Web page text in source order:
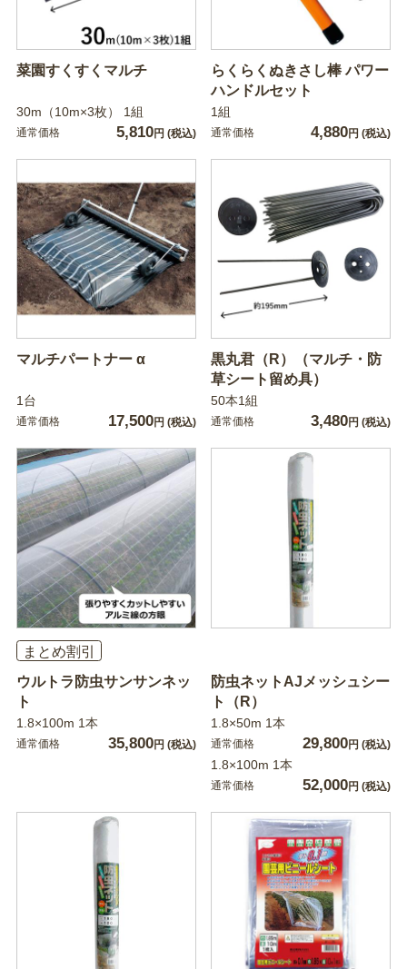
菜園すくすくマルチ
30m（10m×3枚） 1組
通常価格 5,810円 (税込)
らくらくぬきさし棒 パワー
ハンドルセット
1組
通常価格 4,880円 (税込)
マルチパートナー α
1台
通常価格 17,500円 (税込)
黒丸君（R）（マルチ・防
草シート留め具）
50本1組
通常価格 3,480円 (税込)
まとめ割引
ウルトラ防虫サンサンネッ
ト
1.8×100m 1本
通常価格 35,800円 (税込)
防虫ネットAJメッシュシー
ト（R）
1.8×50m 1本
通常価格 29,800円 (税込)
1.8×100m 1本
通常価格 52,000円 (税込)